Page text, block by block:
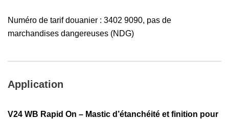
Numéro de tarif douanier : 3402 9090, pas de
marchandises dangereuses (NDG)
Application
V24 WB Rapid On – Mastic d’étanchéité et finition pour